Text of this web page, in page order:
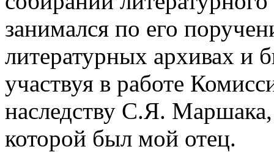
занимался по его
литературных архивах и
участвуя в работе
наследству С.Я.
которой был мой отец.